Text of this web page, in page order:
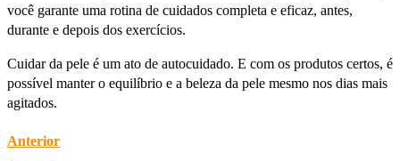
você garante uma rotina de cuidados completa e eficaz, antes,
durante e depois dos exercícios.
Cuidar da pele é um ato de autocuidado. E com os produtos certos, é
possível manter o equilíbrio e a beleza da pele mesmo nos dias mais
agitados.
Anterior